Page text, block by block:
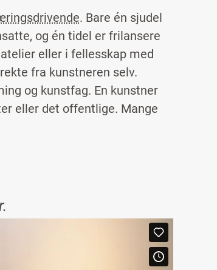
. Bare én sjudel
og én tidel er frilansere
eller i fellesskap med
fra kunstneren selv.
og kunstfag. En kunstner
eller det offentlige. Mange